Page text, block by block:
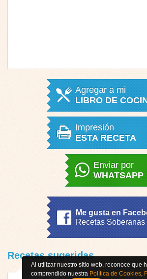
Agregar a mi
LIBRO DE
Impresión
ESTA RECETA
Enviar por
WHATSAPP
Me gusta en
Recetas Soberanas
Recetas sugeridas
Al utilizar nuestro sitio web, reconoce que
comprendido nuestra Política de Cookies,